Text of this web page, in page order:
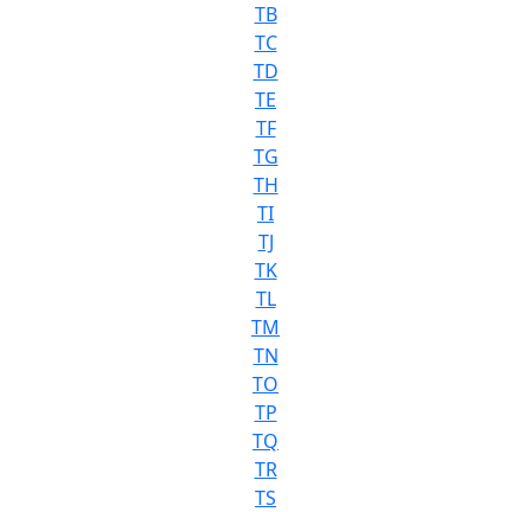
TB
TC
TD
TE
TF
TG
TH
TI
TJ
TK
TL
TM
TN
TO
TP
TQ
TR
TS